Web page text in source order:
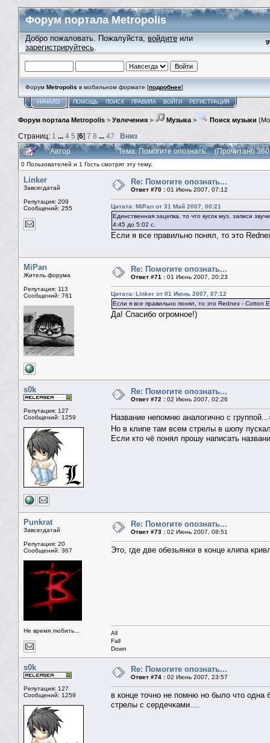
Форум портала Metropolis
Добро пожаловать. Пожалуйста, войдите или
зарегистрируйтесь.
Форум Metropolis в мобильном формате [подробнее]
НАЧАЛО ПОМОЩЬ ПОИСК ПРАВИЛА ВОЙТИ РЕГИСТРАЦИЯ
Форум портала Metropolis > Увлечения > Музыка > Поиск музыки
Страниц: 1 ... 4 5 [6] 7 8 ... 47
Вниз
Автор
Тема: Помогите опознать... (Прочитано
0 Пользователей и 1 Гость смотрят эту тему.
Linker
Завсегдатай
Репутация: 209
Сообщений: 255
Re: Помогите опознать...
Ответ #70 : 01 Июнь 2007, 07:12
Цитата: MiPan от 31 Май 2007, 00:21
Единственная зацепка, то что кусок муз. записи
4:45 до 5:02 с.
Если я все правильно понял, то это
MiPan
Житель форума
Репутация: 113
Сообщений: 761
Re: Помогите опознать...
Ответ #71 : 01 Июнь 2007, 20:23
Цитата: Linker от 01 Июнь 2007, 07:12
Если я все правильно понял, то это Rednex - Cotton
Да! Спасибо огромное!)
s0k
Репутация: 127
Сообщений: 1259
Re: Помогите опознать...
Ответ #72 : 02 Июнь 2007, 02:26
Название непомню аналогично с
Но в клипе там всем стрелы в шопу
Если кто чё понял прошу написать
Punkrat
Завсегдатай
Репутация: 20
Сообщений: 367
Не время любить...
Re: Помогите опознать...
Ответ #73 : 02 Июнь 2007, 08:51
Это, где две обезьянки в конце клипа
All
Fall
Down
s0k
Репутация: 127
Сообщений: 1259
Re: Помогите опознать...
Ответ #74 : 02 Июнь 2007, 23:57
в конце точно не помню но было что одна
стрелы с сердечками....